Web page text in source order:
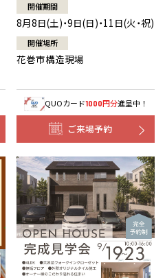
開催期間
8月8日(土)・9日(日)・11日(火・祝)
開催場所
花巻市構造現場
QUOカード1000円分進呈中！
ご来場予約